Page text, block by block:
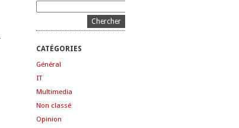
CATÉGORIES
Général
IT
Multimedia
Non classé
Opinion